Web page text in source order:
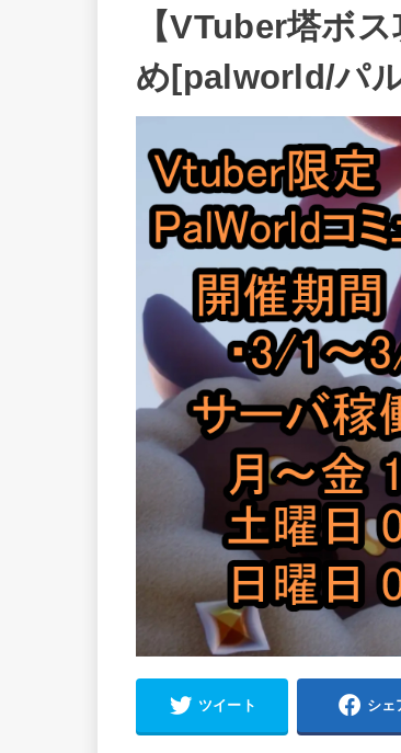
【VTuber塔ボ
め[palworld/パ
ツイート シェ